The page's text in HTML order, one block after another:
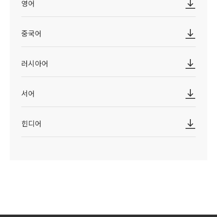
영어
중국어
러시아어
서어
힌디어